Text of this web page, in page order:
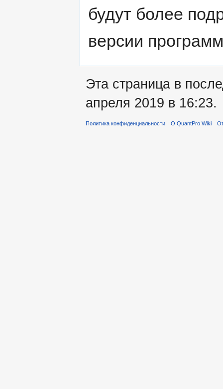
будут более
версии
Эта страница в
апреля 2019 в 16:23.
Политика конфиденциальности О QuantPro Wiki